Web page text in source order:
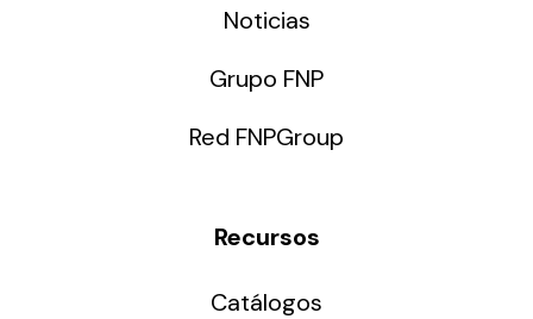
Noticias
Grupo FNP
Red FNPGroup
Recursos
Catálogos